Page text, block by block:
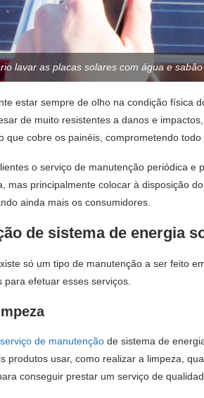
lavar as placas solares com água e
estar sempre de olho na condição física
de muito resistentes a danos e
que cobre os painéis, comprometendo todo
o serviço de manutenção periódica e
mas principalmente colocar à disposição
ainda mais os consumidores.
de sistema de energia
só um tipo de manutenção a ser feito
para efetuar esses serviços.
serviço de manutenção de sistema de
produtos usar, como realizar a limpeza,
conseguir prestar um serviço de